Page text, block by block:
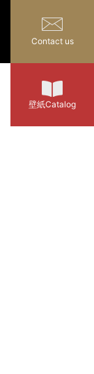
Contact us
壁紙Catalog